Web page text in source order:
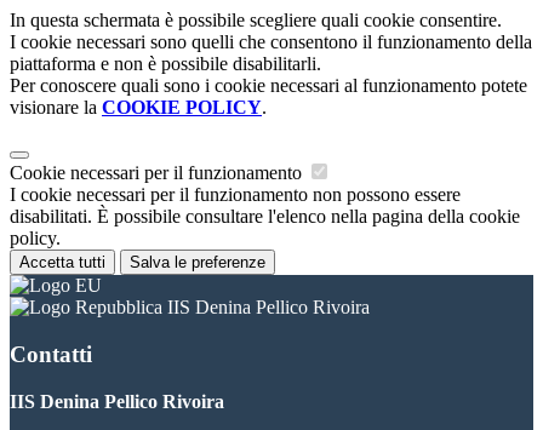
In questa schermata è possibile scegliere quali cookie consentire.
I cookie necessari sono quelli che consentono il funzionamento della
piattaforma e non è possibile disabilitarli.
Per conoscere quali sono i cookie necessari al funzionamento potete
visionare la COOKIE POLICY.
Cookie necessari per il funzionamento
I cookie necessari per il funzionamento non possono essere
disabilitati. È possibile consultare l'elenco nella pagina della cookie
policy.
Accetta tutti Salva le preferenze
IIS Denina Pellico Rivoira
Contatti
IIS Denina Pellico Rivoira